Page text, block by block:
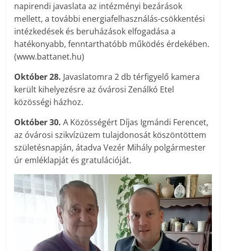
napirendi javaslata az intézményi bezárások
mellett, a további energiafelhasználás-csökkentési
intézkedések és beruházások elfogadása a
hatékonyabb, fenntarthatóbb működés érdekében.
(www.battanet.hu)
Október 28. Javaslatomra 2 db térfigyelő kamera
került kihelyezésre az óvárosi Zenálkó Etel
közösségi házhoz.
Október 30. A Közösségért Díjas Igmándi Ferencet,
az óvárosi szikvízüzem tulajdonosát köszöntöttem
születésnapján, átadva Vezér Mihály polgármester
úr emléklapját és gratulációját.